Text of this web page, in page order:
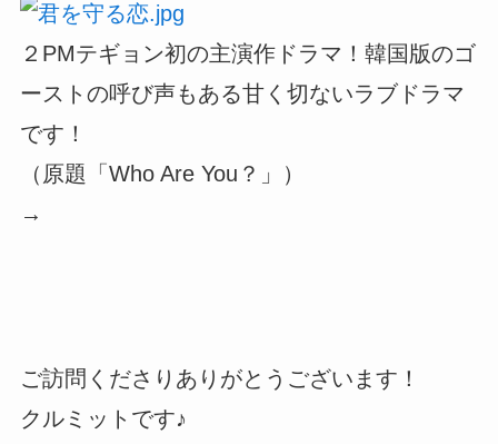
２PMテギョン初の主演作ドラマ！韓国版のゴ
ーストの呼び声もある甘く切ないラブドラマ
です！
（原題「Who Are You？」）
→
ご訪問くださりありがとうございます！
クルミットです♪